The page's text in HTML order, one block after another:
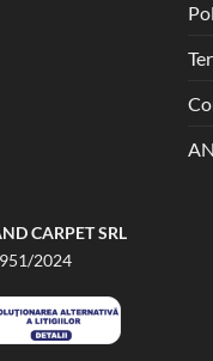
CARPET SRL
2024